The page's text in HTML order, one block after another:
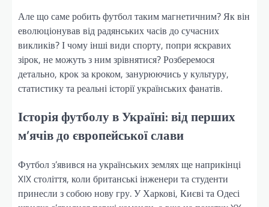
Але що саме робить футбол таким магнетичним? Як він
еволюціонував від радянських часів до сучасних
викликів? І чому інші види спорту, попри яскравих
зірок, не можуть з ним зрівнятися? Розберемося
детально, крок за кроком, занурюючись у культуру,
статистику та реальні історії українських фанатів.
Історія футболу в Україні: від перших
м’ячів до європейської слави
Футбол з’явився на українських землях ще наприкінці
XIX століття, коли британські інженери та студенти
принесли з собою нову гру. У Харкові, Києві та Одесі